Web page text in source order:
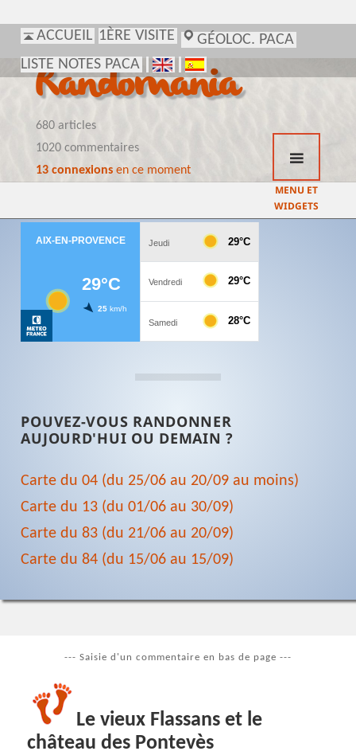
ACCUEIL 1ÈRE VISITE
GÉOLOC. PACA
LISTE NOTES PACA
Randomania
680 articles
1020 commentaires
13 connexionsen ce moment
MENU ET
WIDGETS
POUVEZ-VOUS RANDONNER
AUJOURD'HUI OU DEMAIN ?
Carte du 04 (du 25/06 au 20/09 au moins)
Carte du 13 (du 01/06 au 30/09)
Carte du 83 (du 21/06 au 20/09)
Carte du 84 (du 15/06 au 15/09)
--- Saisie d'un commentaire en bas de page ---
Le vieux Flassans et le
château des Pontevès